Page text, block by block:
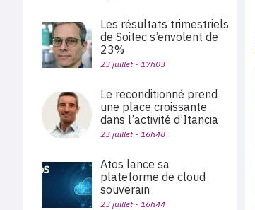
Les résultats trimestriels
de Soitec s’envolent de
23%
23 juillet - 17h03
Le reconditionné prend
une place croissante
dans l’activité d’Itancia
23 juillet - 16h48
Atos lance sa
plateforme de cloud
souverain
23 juillet - 16h44